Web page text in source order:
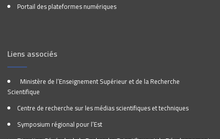
Portail des plateformes numériques
Liens associés
Ministère de l’Enseignement Supérieur et de la Recherche
Scientifique
Centre de recherche sur les médias scientifiques et techniques
Symposium régional pour l’Est